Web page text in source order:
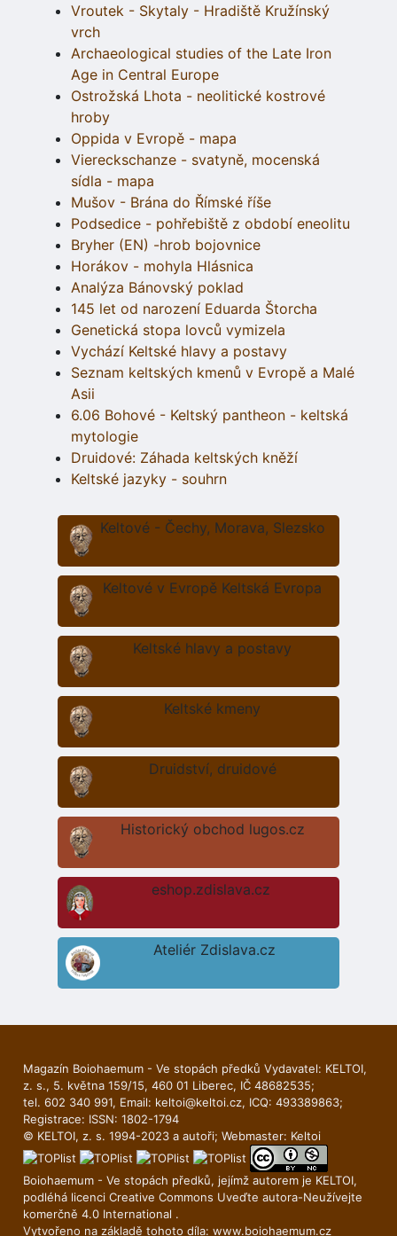
Vroutek - Skytaly - Hradiště Kružínský
vrch
Archaeological studies of the Late Iron
Age in Central Europe
Ostrožská Lhota - neolitické kostrové
hroby
Oppida v Evropě - mapa
Viereckschanze - svatyně, mocenská
sídla - mapa
Mušov - Brána do Římské říše
Podsedice - pohřebiště z období eneolitu
Bryher (EN) -hrob bojovnice
Horákov - mohyla Hlásnica
Analýza Bánovský poklad
145 let od narození Eduarda Štorcha
Genetická stopa lovců vymizela
Vychází Keltské hlavy a postavy
Seznam keltských kmenů v Evropě a Malé
Asii
6.06 Bohové - Keltský pantheon - keltská
mytologie
Druidové: Záhada keltských kněží
Keltské jazyky - souhrn
Keltové - Čechy, Morava, Slezsko
Keltové v Evropě Keltská Evropa
Keltské hlavy a postavy
Keltské kmeny
Druidství, druidové
Historický obchod lugos.cz
eshop.zdislava.cz
Ateliér Zdislava.cz
Magazín Boiohaemum - Ve stopách předků Vydavatel: KELTOI,
z. s., 5. května 159/15, 460 01 Liberec, IČ 48682535;
tel. 602 340 991, Email: keltoi@keltoi.cz, ICQ: 493389863;
Registrace: ISSN: 1802-1794
© KELTOI, z. s. 1994-2023 a autoři; Webmaster: Keltoi
Boiohaemum - Ve stopách předků, jejímž autorem je KELTOI,
podléhá licenci Creative Commons Uveďte autora-Neuží­vejte
komerčně 4.0 International .
Vytvořeno na základě tohoto díla: www.boiohaemum.cz